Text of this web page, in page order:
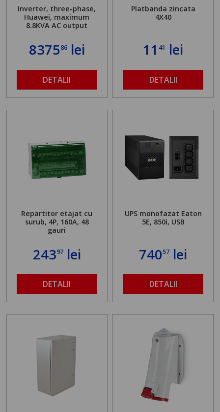
Inverter, three-phase,
Huawei, maximum
8.8KVA AC output
837586lei
DETALII
Platbanda zincata
4X40
11 41 lei
DETALII
Repartitor etajat cu
surub, 4P, 160A, 48
gauri
24397lei
DETALII
UPS monofazat Eaton
5E, 850i, USB
74057 lei
DETALII